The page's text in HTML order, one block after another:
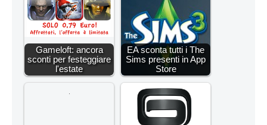
Gameloft: ancora
sconti per festeggiare
l'estate
EA sconta tutti i The
Sims presenti in App
Store